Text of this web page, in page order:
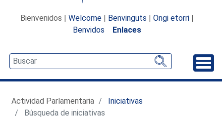
Bienvenidos | Welcome | Benvinguts | Ongi etorri |
Benvidos
Enlaces
Actividad Parlamentaria
Iniciativas
Búsqueda de iniciativas